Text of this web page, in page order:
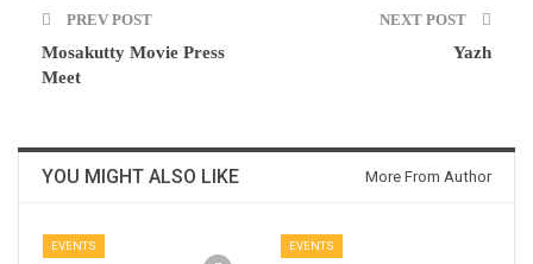
PREV POST
Mosakutty Movie Press
Meet
NEXT POST
Yazh
YOU MIGHT ALSO LIKE More From Author
EVENTS EVENTS